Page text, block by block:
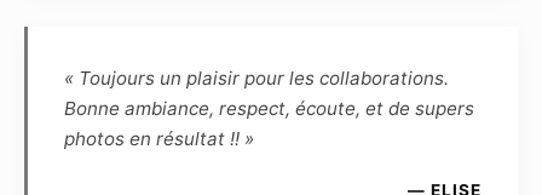
sur internet, à la seule condition que le nom du
photographe apparaisse clairement en marge
de la photo, ou par référence à ce dernier.
« Toujours un plaisir pour les collaborations.
Bonne ambiance, respect, écoute, et de supers
photos en résultat !! »
— ELISE